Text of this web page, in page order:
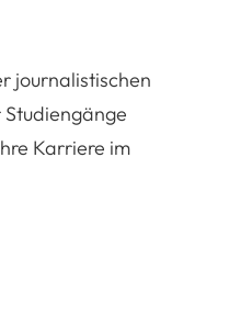
journalistischen
Karriere im